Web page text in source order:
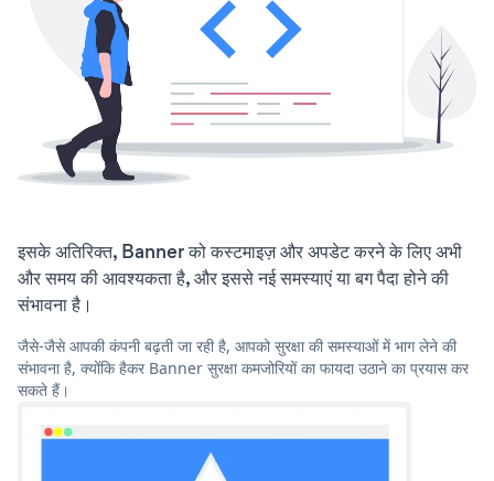
इसके अतिरिक्त, Banner को कस्टमाइज़ और अपडेट करने के लिए अभी
और समय की आवश्यकता है, और इससे नई समस्याएं या बग पैदा होने की
संभावना है।
जैसे-जैसे आपकी कंपनी बढ़ती जा रही है, आपको सुरक्षा की समस्याओं में भाग लेने की
संभावना है, क्योंकि हैकर Banner सुरक्षा कमजोरियों का फायदा उठाने का प्रयास कर
सकते हैं।